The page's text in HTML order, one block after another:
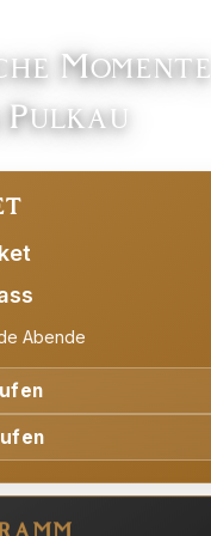
Momente
Pulkau
Abende